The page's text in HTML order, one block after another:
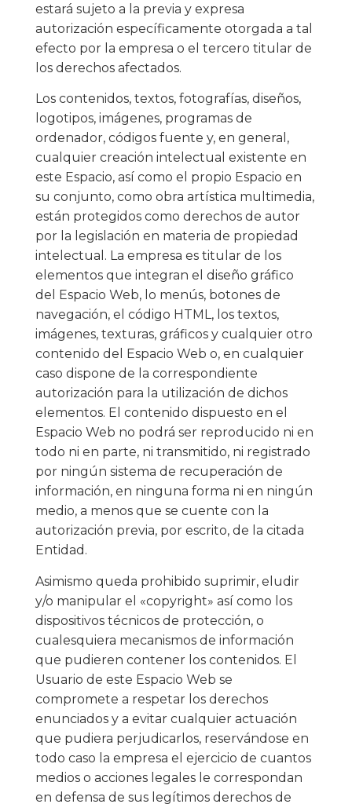
estará sujeto a la previa y expresa
autorización específicamente otorgada a tal
efecto por la empresa o el tercero titular de
los derechos afectados.
Los contenidos, textos, fotografías, diseños,
logotipos, imágenes, programas de
ordenador, códigos fuente y, en general,
cualquier creación intelectual existente en
este Espacio, así como el propio Espacio en
su conjunto, como obra artística multimedia,
están protegidos como derechos de autor
por la legislación en materia de propiedad
intelectual. La empresa es titular de los
elementos que integran el diseño gráfico
del Espacio Web, lo menús, botones de
navegación, el código HTML, los textos,
imágenes, texturas, gráficos y cualquier otro
contenido del Espacio Web o, en cualquier
caso dispone de la correspondiente
autorización para la utilización de dichos
elementos. El contenido dispuesto en el
Espacio Web no podrá ser reproducido ni en
todo ni en parte, ni transmitido, ni registrado
por ningún sistema de recuperación de
información, en ninguna forma ni en ningún
medio, a menos que se cuente con la
autorización previa, por escrito, de la citada
Entidad.
Asimismo queda prohibido suprimir, eludir
y/o manipular el «copyright» así como los
dispositivos técnicos de protección, o
cualesquiera mecanismos de información
que pudieren contener los contenidos. El
Usuario de este Espacio Web se
compromete a respetar los derechos
enunciados y a evitar cualquier actuación
que pudiera perjudicarlos, reservándose en
todo caso la empresa el ejercicio de cuantos
medios o acciones legales le correspondan
en defensa de sus legítimos derechos de